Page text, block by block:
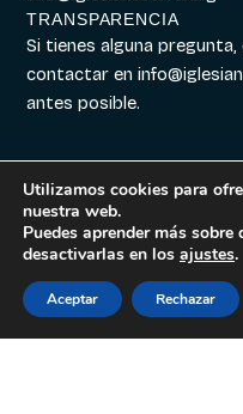
TRANSPARENCIA
Si tienes alguna
contactar en
antes posible.
Aviso legal|
Cookies|Política de
Utilizamos cookies para
nuestra web.
Puedes aprender más
desactivarlas en los ajustes.
Aceptar Rechazar